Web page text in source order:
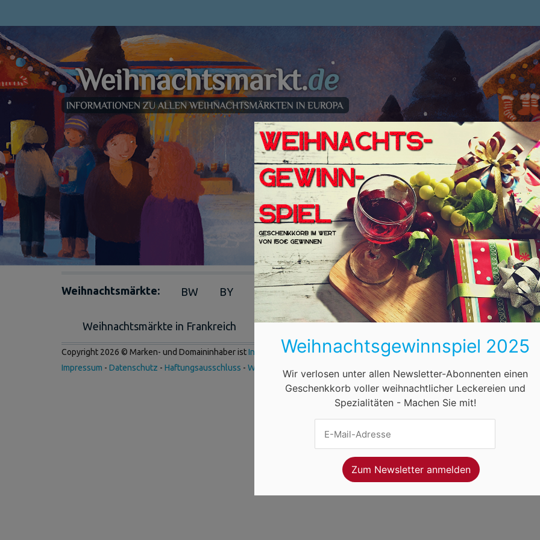
Weihnachtsmärkte: BW BY BE BB HB HH HE MV NI NW
Weihnachtsmärkte in Frankreich Weihnachtsmärkte in Österreich Öffnungszeiten
Copyright 2026 © Marken- und Domaininhaber istInternet Ventures . Webseitenbetreiber istVolo Media.
Impressum - Datenschutz - Haftungsausschluss - Werbung
Weihnachtsgewinnspiel 2025
Wir verlosen unter allen Newsletter-Abonnenten einen
Geschenkkorb voller weihnachtlicher Leckereien und
Spezialitäten - Machen Sie mit!